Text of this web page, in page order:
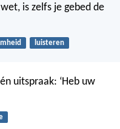
is zelfs je gebed de
luisteren
uitspraak: ‘Heb uw